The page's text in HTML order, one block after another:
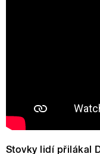
Stovky lidí přilákal